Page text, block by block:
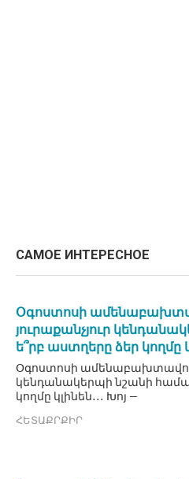
САМОЕ ИНТЕРЕСНОЕ
Օգոստոսի
յուրաքանչյուր
ե՞րբ աստղերը ձեր կողմը
Օգոստոսի ամենաբախտավոր
կենդանակերպի նշանի
կողմը կլինեն․․․ Խոյ —
ՀԵՏԱՔՐՔԻՐ